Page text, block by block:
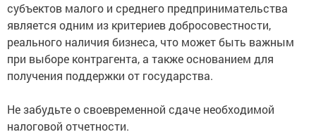
субъектов малого и среднего предпринимательства
является одним из критериев добросовестности,
реального наличия бизнеса, что может быть важным
при выборе контрагента, а также основанием для
получения поддержки от государства.
Не забудьте о своевременной сдаче необходимой
налоговой отчетности.